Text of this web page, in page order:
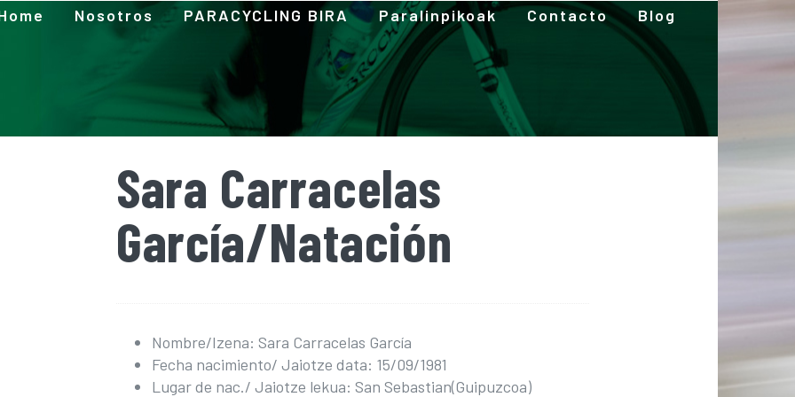
Nosotros PARACYCLING BIRA Paralinpikoak Contacto Blog
Sara Carracelas
García/Natación
Nombre/Izena: Sara Carracelas García
Fecha nacimiento/ Jaiotze data: 15/09/1981
Lugar de nac./ Jaiotze lekua: San Sebastian(Guipuzcoa)